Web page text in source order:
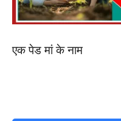
एक पेड मां के नाम